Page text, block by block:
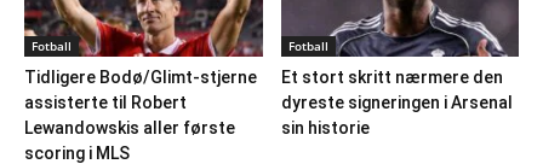
Fotball
Tidligere Bodø/Glimt-stjerne
assisterte til Robert
Lewandowskis aller første
scoring i MLS
Fotball
Et stort skritt nærmere den
dyreste signeringen i Arsenal
sin historie